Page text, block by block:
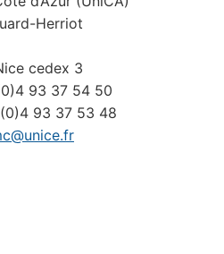
Herriot
cedex 3
93 37 54 50
93 37 53 48